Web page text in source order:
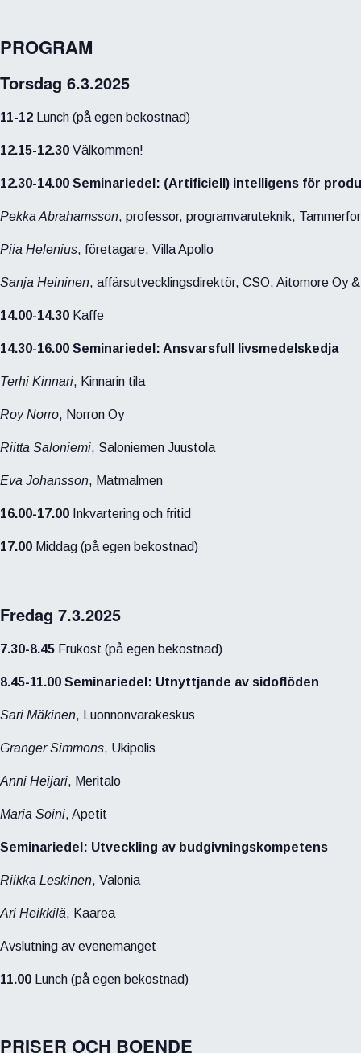
PROGRAM
Torsdag 6.3.2025
11-12 Lunch (på egen bekostnad)
12.15-12.30 Välkommen!
12.30-14.00 Seminariedel: (Artificiell) intelligens för
Pekka Abrahamsson, professor, programvaruteknik,
Piia Helenius, företagare, Villa Apollo
Sanja Heininen, affärsutvecklingsdirektör, CSO, Aitomore Oy
14.00-14.30 Kaffe
14.30-16.00 Seminariedel: Ansvarsfull livsmedelskedja
Terhi Kinnari, Kinnarin tila
Roy Norro, Norron Oy
Riitta Saloniemi, Saloniemen Juustola
Eva Johansson, Matmalmen
16.00-17.00 Inkvartering och fritid
17.00 Middag (på egen bekostnad)
Fredag 7.3.2025
7.30-8.45 Frukost (på egen bekostnad)
8.45-11.00 Seminariedel: Utnyttjande av sidoflöden
Sari Mäkinen, Luonnonvarakeskus
Granger Simmons, Ukipolis
Anni Heijari, Meritalo
Maria Soini, Apetit
Seminariedel: Utveckling av budgivningskompetens
Riikka Leskinen, Valonia
Ari Heikkilä, Kaarea
Avslutning av evenemanget
11.00 Lunch (på egen bekostnad)
PRISER OCH BOENDE